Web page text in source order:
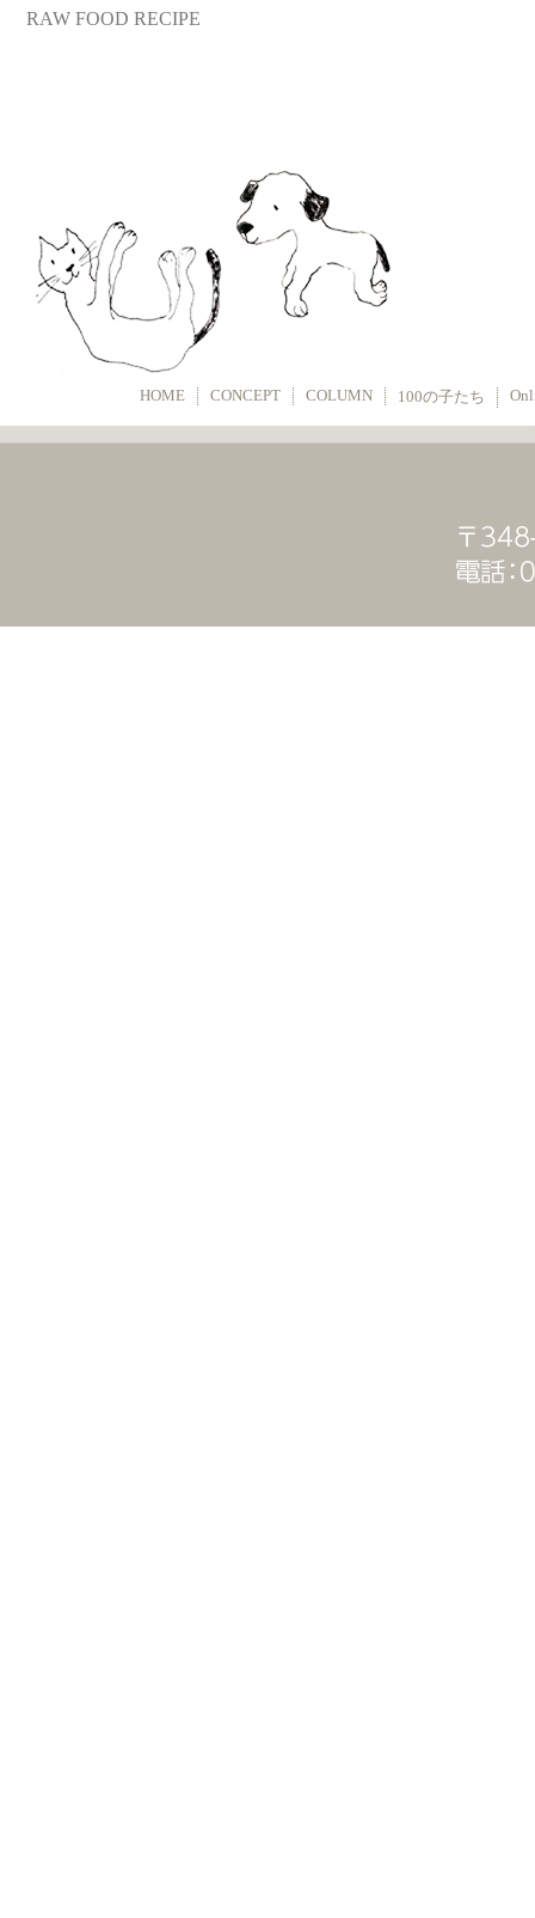
RAW FOOD RECIPE
HOME CONCEPT COLUMN 100の子たち